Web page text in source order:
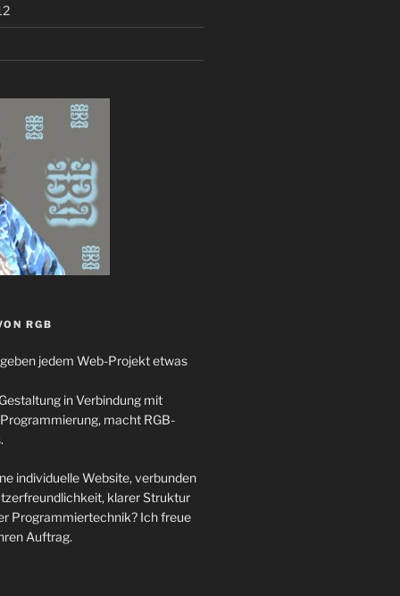
RGB
jedem Web-Projekt etwas
in Verbindung mit
macht RGB-
individuelle Website, verbunden
klarer Struktur
Programmiertechnik? Ich freue
Auftrag.